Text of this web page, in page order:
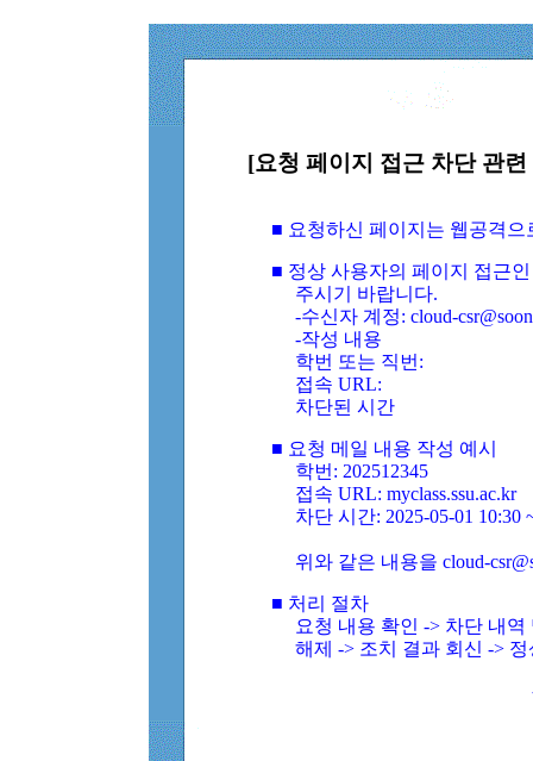
[요청 페이지 접근 차단 관
■ 요청하신 페이지는 웹공격
■ 정상 사용자의 페이지 접근
주시기 바랍니다.
-수신자 계정: cloud-
-작성 내용
학번 또는 직번:
접속 URL:
차단된 시간
■ 요청 메일 내용 작성 예시
학번: 202512345
접속 URL: myclass.ssu.ac.kr
차단 시간: 2025-05-01 10:30
위와 같은 내용을 cloud-
■ 처리 절차
요청 내용 확인 -> 차단 내
해제 -> 조치 결과 회신 ->